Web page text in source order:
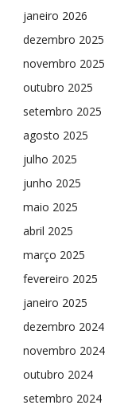
janeiro 2026
dezembro 2025
novembro 2025
outubro 2025
setembro 2025
agosto 2025
julho 2025
junho 2025
maio 2025
abril 2025
março 2025
fevereiro 2025
janeiro 2025
dezembro 2024
novembro 2024
outubro 2024
setembro 2024